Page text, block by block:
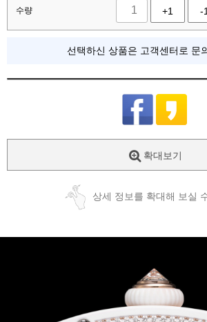
수량 +1 -1
선택하신 상품은 고객센터로 문
확대보기
상세 정보를 확대해 보실